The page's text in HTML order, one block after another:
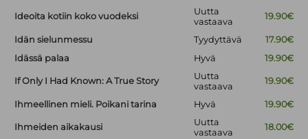
Ideoita kotiin koko vuodeksi
Uutta
vastaava
19.90€
Idän sielunmessu Tyydyttävä
17.90€
Idässä palaa
Hyvä 19.90€
If Only I Had Known: A True Story
Uutta
vastaava
19.90€
Ihmeellinen mieli. Poikani tarina Hyvä 19.90€
Ihmeiden aikakausi
Uutta
vastaava
18.00€